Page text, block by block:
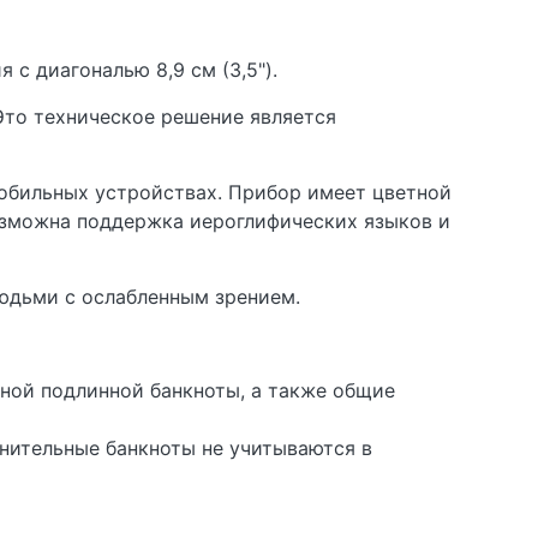
с диагональю 8,9 см (3,5").
техническое решение является
устройствах. Прибор имеет цветной
поддержка иероглифических языков и
с ослабленным зрением.
подлинной банкноты, а также общие
банкноты не учитываются в